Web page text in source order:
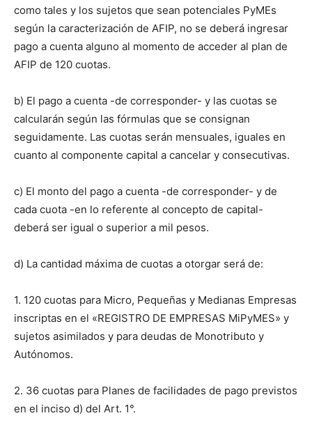
como tales y los sujetos que sean potenciales PyMEs
según la caracterización de AFIP, no se deberá ingresar
pago a cuenta alguno al momento de acceder al plan de
AFIP de 120 cuotas.
b) El pago a cuenta -de corresponder- y las cuotas se
calcularán según las fórmulas que se consignan
seguidamente. Las cuotas serán mensuales, iguales en
cuanto al componente capital a cancelar y consecutivas.
c) El monto del pago a cuenta -de corresponder- y de
cada cuota -en lo referente al concepto de capital-
deberá ser igual o superior a mil pesos.
d) La cantidad máxima de cuotas a otorgar será de:
1. 120 cuotas para Micro, Pequeñas y Medianas Empresas
inscriptas en el «REGISTRO DE EMPRESAS MiPyMES» y
sujetos asimilados y para deudas de Monotributo y
Autónomos.
2. 36 cuotas para Planes de facilidades de pago previstos
en el inciso d) del Art. 1°.